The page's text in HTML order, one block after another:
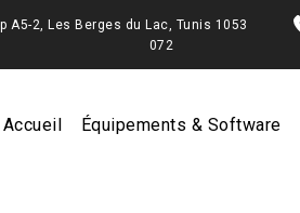
A5-2, Les Berges du Lac, Tunis 1053
072
Accueil Équipements & Software